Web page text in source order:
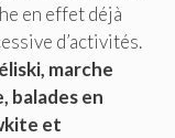
en effet déjà
d’activités.
marche
balades en
et